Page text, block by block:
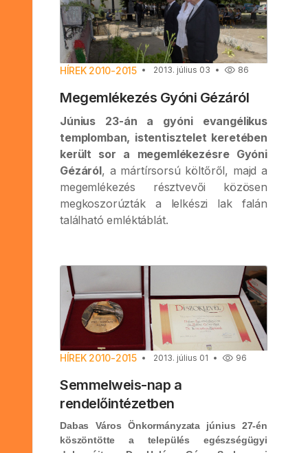
HÍREK 2010-2015 2013. július 03 86
Megemlékezés Gyóni Gézáról
Június 23-án a gyóni evangélikus
templomban, istentisztelet keretében
került sor a megemlékezésre Gyóni
Gézáról, a mártírsorsú költőről, majd a
megemlékezés résztvevői közösen
megkoszorúzták a lelkészi lak falán
található emléktáblát.
HÍREK 2010-2015 2013. július 01 96
Semmelweis-nap a
rendelőintézetben
Dabas Város Önkormányzata június 27-én
köszöntötte a település egészségügyi